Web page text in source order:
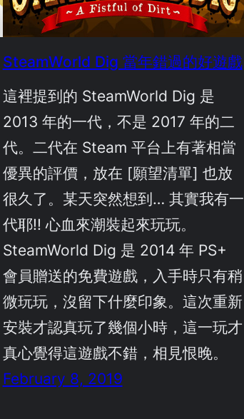
SteamWorld Dig 當年錯過的好遊戲
這裡提到的 SteamWorld Dig 是
2013 年的一代，不是 2017 年的二
代。二代在 Steam 平台上有著相當
優異的評價，放在 [願望清單] 也放
很久了。某天突然想到… 其實我有一
代耶!! 心血來潮裝起來玩玩。
SteamWorld Dig 是 2014 年 PS+
會員贈送的免費遊戲，入手時只有稍
微玩玩，沒留下什麼印象。這次重新
安裝才認真玩了幾個小時，這一玩才
真心覺得這遊戲不錯，相見恨晚。
February 8, 2019